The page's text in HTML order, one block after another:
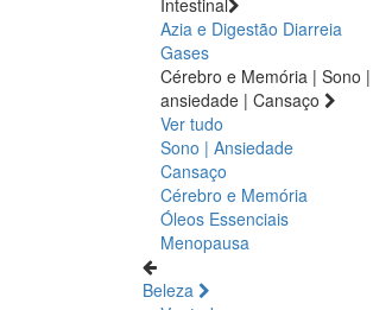
Azia e Digestão Diarreia
Gases
Cérebro e Memória | Sono |
ansiedade | Cansaço
Ver tudo
Sono | Ansiedade
Cansaço
Cérebro e Memória
Óleos Essenciais
Menopausa
Beleza